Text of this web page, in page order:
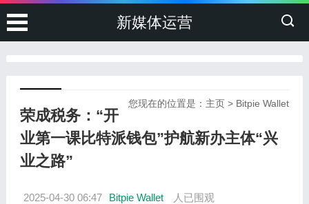
新媒体运营
您现在的位置是： 主页 > Bitpie Wallet
荣成税务：“开
业第一课比特派钱包”护航新办主体“兴
业之路”
2025-04-30 06:47 Bitpie Wallet 人已围观